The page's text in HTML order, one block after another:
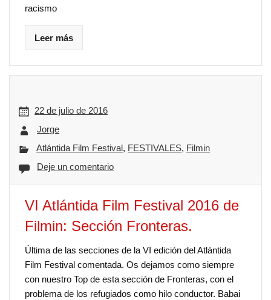
racismo
Leer más
22 de julio de 2016
Jorge
Atlántida Film Festival, FESTIVALES, Filmin
Deje un comentario
VI Atlántida Film Festival 2016 de
Filmin: Sección Fronteras.
Última de las secciones de la VI edición del Atlántida
Film Festival comentada. Os dejamos como siempre
con nuestro Top de esta sección de Fronteras, con el
problema de los refugiados como hilo conductor. Babai